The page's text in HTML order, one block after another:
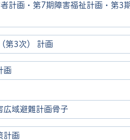
計画・第7期障害福祉計画・第3
第3次） 計画
画
広域避難計画骨子
計画